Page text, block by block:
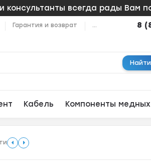
консультанты всегда рады Вам
Гарантия и возврат ... 8
Найти
Кабель Компоненты